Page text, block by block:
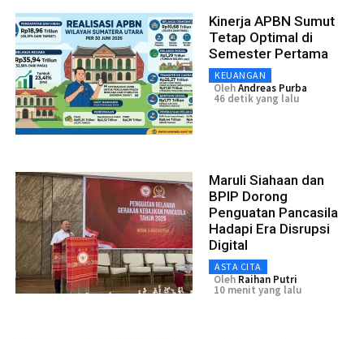
Kinerja APBN Sumut
Tetap Optimal di
Semester Pertama
KEUANGAN
OlehAndreas Purba
46 detik yang lalu
Maruli Siahaan dan
BPIP Dorong
Penguatan Pancasila
Hadapi Era Disrupsi
Digital
ASTA CITA
Oleh Raihan Putri
10 menit yang lalu